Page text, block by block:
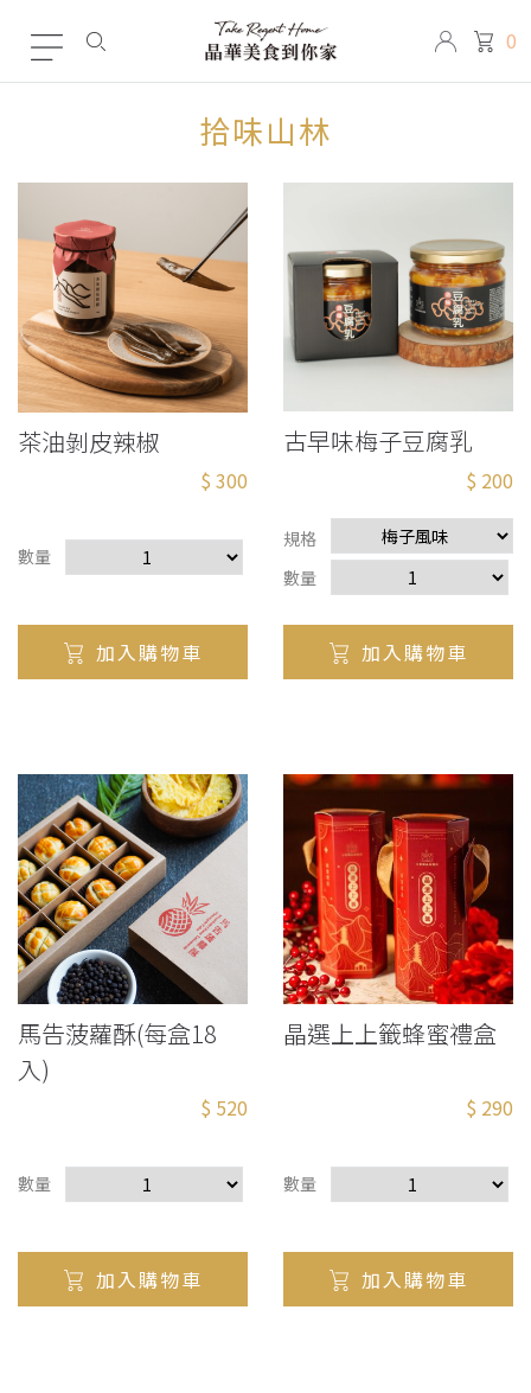
0
拾味山林
茶油剝皮辣椒
$ 300
數量
加入購物車
古早味梅子豆腐乳
$ 200
規格
數量
加入購物車
馬告菠蘿酥(每盒18
入)
$ 520
數量
加入購物車
晶選上上籤蜂蜜禮盒
$ 290
數量
加入購物車